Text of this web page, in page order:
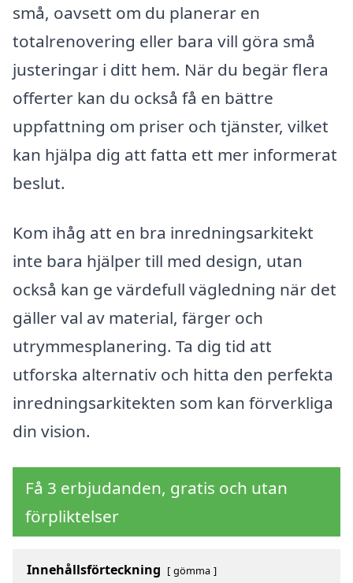
små, oavsett om du planerar en
totalrenovering eller bara vill göra små
justeringar i ditt hem. När du begär flera
offerter kan du också få en bättre
uppfattning om priser och tjänster, vilket
kan hjälpa dig att fatta ett mer informerat
beslut.
Kom ihåg att en bra inredningsarkitekt
inte bara hjälper till med design, utan
också kan ge värdefull vägledning när det
gäller val av material, färger och
utrymmesplanering. Ta dig tid att
utforska alternativ och hitta den perfekta
inredningsarkitekten som kan förverkliga
din vision.
Få 3 erbjudanden, gratis och utan
förpliktelser
Innehållsförteckning gömma